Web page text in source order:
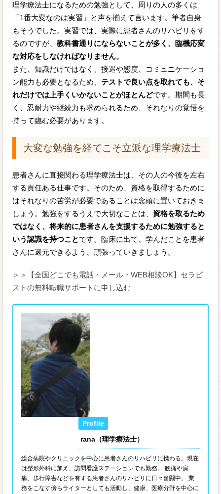
理学療法士になるための勉強として、周りの人の多くは
「1番大変なのは実習」と声を揃えて言います。筆者自身
もそうでした。実習では、実際に患者さんのリハビリをす
るのですが、教科書通りにならないことが多く、臨機応変
な対応をしなければなりません。
また、知識だけではなく、接遇や態度、コミュニケーショ
ン能力も必要となるため、 テストで良い点を取れても、そ
れだけでは上手くいかないことがほとんどです。期間も長
く、忍耐力や継続力も求められるため、それなりの覚悟を
持って臨む必要があります。
大変な勉強を経てこそ立派な理学療法士
患者さんに直接関わる理学療法士は、その人の今後を左右
する責任ある仕事です。そのため、資格を取得するために
はそれなりの苦労が必要であることは念頭に置いておきま
しょう。勉強をするうえで大切なことは、 資格を取るため
ではなく、将来的に患者さんを支援するために勉強すると
いう認識を持つことです。臨床に出て、学んだことを患者
さんに還元できるよう、頑張っていきましょう。
＞＞【全国どこでも電話・メール・WEB相談OK】セラピ
ストの無料転職サポートに申し込む
rana（理学療法士）
総合病院やクリニックを中心に患者さんのリハビリに携わる。現在
は整形外科に加え、訪問看護ステーションでも勤務。 腰痛や肩
痛、歩行障害などを有する患者さんのリハビリに日々奮闘中。 業
務をこなす傍らライターとしても活動し、健康、医療分野を中心に